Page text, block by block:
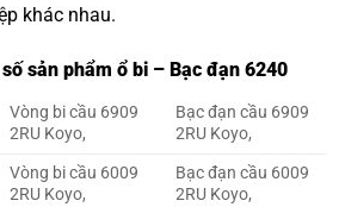
khác nhau.
sản phẩm ổ bi – Bạc đạn 6240
Vòng bi cầu 6909
2RU Koyo,
Bạc đạn cầu 6909
2RU Koyo,
Vòng bi cầu 6009
2RU Koyo,
Bạc đạn cầu 6009
2RU Koyo,